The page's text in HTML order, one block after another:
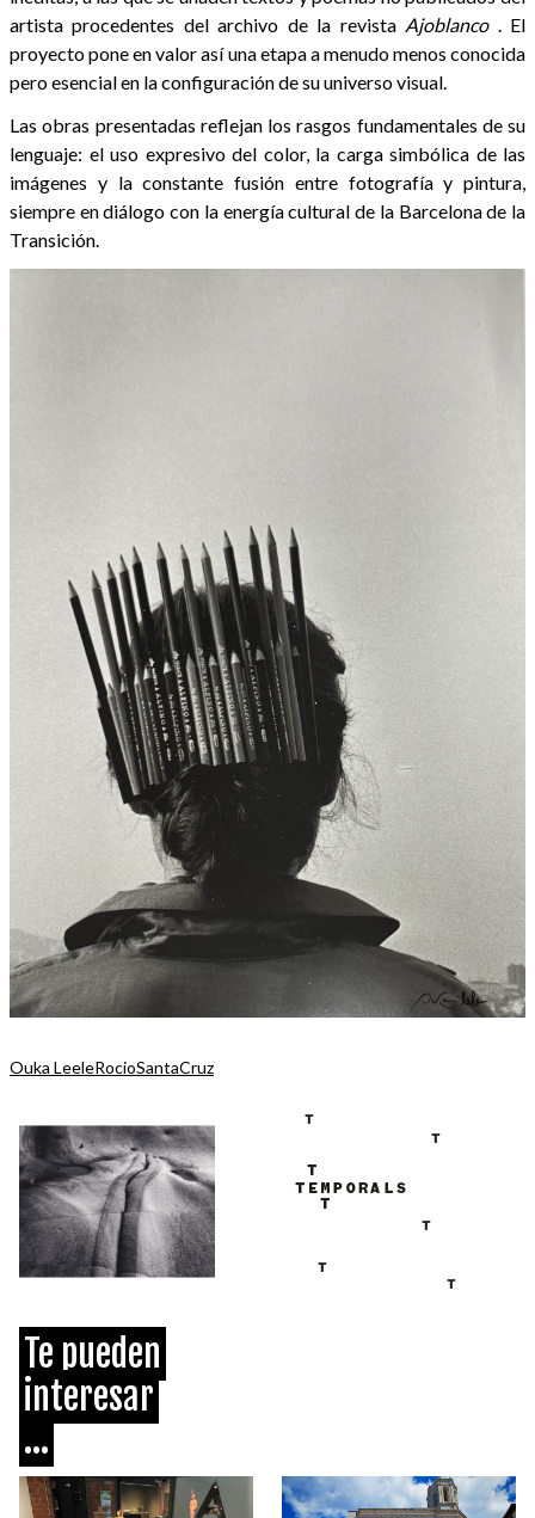
artista procedentes del archivo de la revista Ajoblanco. El
proyecto pone en valor así una etapa a menudo menos conocida
pero esencial en la configuración de su universo visual.
Las obras presentadas reflejan los rasgos fundamentales de su
lenguaje: el uso expresivo del color, la carga simbólica de las
imágenes y la constante fusión entre fotografía y pintura,
siempre en diálogo con la energía cultural de la Barcelona de la
Transición.
Ouka LeeleRocioSantaCruz
Te pueden
interesar
...